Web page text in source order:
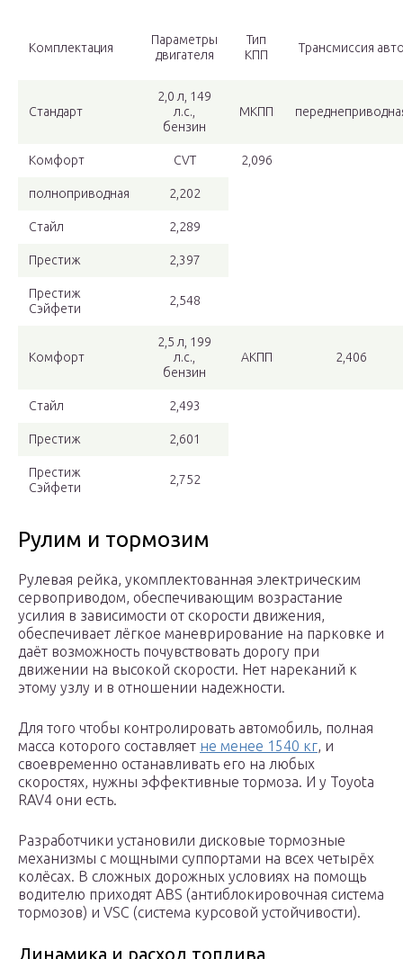
Комплектация
Параметры
двигателя
Тип
КПП
Трансмиссия
Стандарт
2,0 л, 149
л.с.,
бензин
МКПП
Комфорт CVT 2,096
полноприводная 2,202
Стайл 2,289
Престиж 2,397
Престиж
Сэйфети
2,548
Комфорт
2,5 л, 199
л.с.,
бензин
АКПП 2,406
Стайл 2,493
Престиж 2,601
Престиж
Сэйфети
2,752
Рулим и тормозим
Рулевая рейка, укомплектованная электрическим
сервоприводом, обеспечивающим возрастание
усилия в зависимости от скорости движения,
обеспечивает лёгкое маневрирование на парковке и
даёт возможность почувствовать дорогу при
движении на высокой скорости. Нет нареканий к
этому узлу и в отношении надежности.
Для того чтобы контролировать автомобиль, полная
масса которого составляет не менее 1540 кг, и
своевременно останавливать его на любых
скоростях, нужны эффективные тормоза. И у Toyota
RAV4 они есть.
Разработчики установили дисковые тормозные
механизмы с мощными суппортами на всех четырёх
колёсах. В сложных дорожных условиях на помощь
водителю приходят ABS (антиблокировочная система
тормозов) и VSC (система курсовой устойчивости).
Динамика и расход топлива